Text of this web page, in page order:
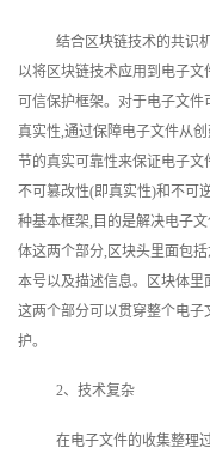
结合区块链技术的共识
以将区块链技术应用到电子
可信保护框架。对于电子文
真实性,通过保障电子文件从
节的真实可靠性来保证电子
不可篡改性(即真实性)和不可
种基本框架,目的是解决电子
体这两个部分,区块头里面包
本号以及描述信息。区块体里
这两个部分可以贯穿整个电
护。
2、技术复杂
在电子文件的收集整理